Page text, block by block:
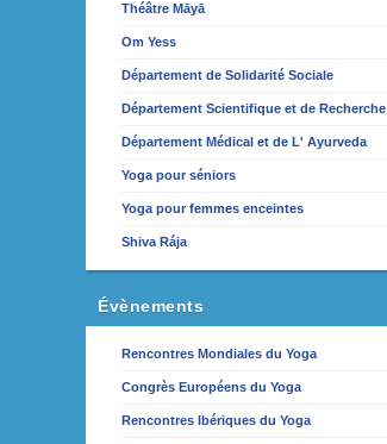
Théâtre Māyā
Om Yess
Département de Solidarité Sociale
Département Scientifique et de Recherche
Département Médical et de L' Ayurveda
Yoga pour séniors
Yoga pour femmes enceintes
Shiva Rája
Évènements
Rencontres Mondiales du Yoga
Congrès Européens du Yoga
Rencontres Ibériques du Yoga